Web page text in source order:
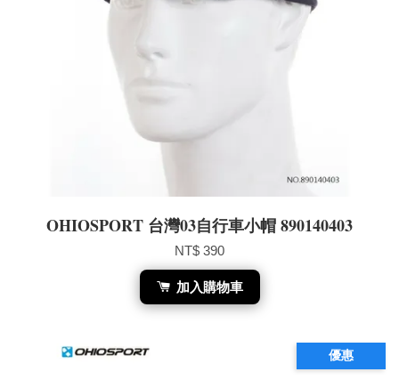
OHIOSPORT 台灣03自行車小帽 890140403
NT$ 390
加入購物車
優惠